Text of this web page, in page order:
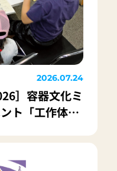
2026.07.24
］容器文化ミ
ト「工作体